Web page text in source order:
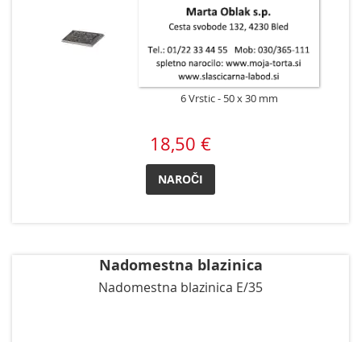
6 Vrstic 50 x 30 mm
18,50 €
NAROČI
Nadomestna blazinica
Nadomestna blazinica E/35